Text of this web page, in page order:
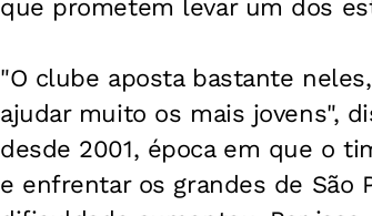
que prometem levar um dos
"O clube aposta bastante
ajudar muito os mais jovens",
desde 2001, época em que o
e enfrentar os grandes de São